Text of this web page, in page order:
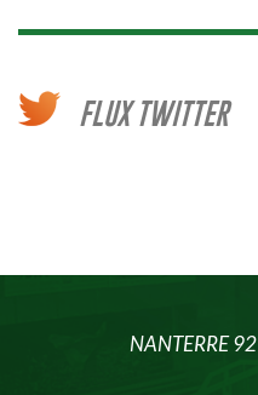
FLUX TWITTER
NANTERRE 92